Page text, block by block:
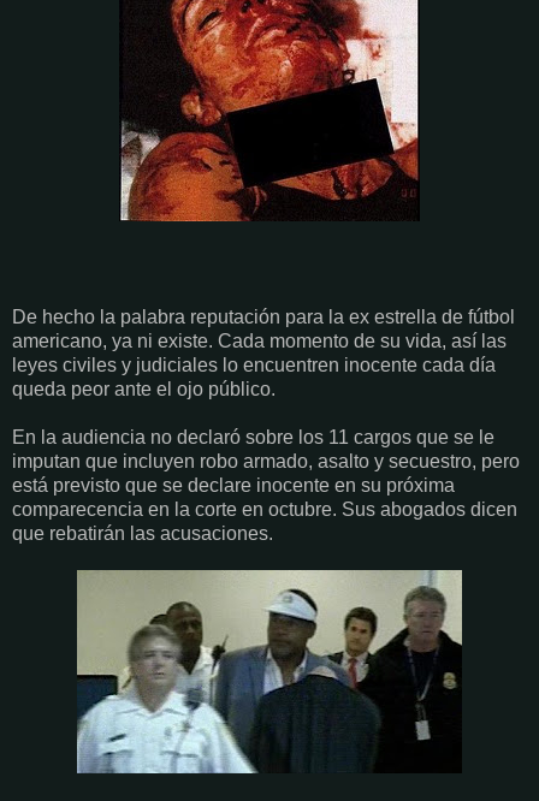
De hecho la palabra reputación para la ex estrella de fútbol
americano, ya ni existe. Cada momento de su vida, así las
leyes civiles y judiciales lo encuentren inocente cada día
queda peor ante el ojo público.
En la audiencia no declaró sobre los 11 cargos que se le
imputan que incluyen robo armado, asalto y secuestro, pero
está previsto que se declare inocente en su próxima
comparecencia en la corte en octubre. Sus abogados dicen
que rebatirán las acusaciones.